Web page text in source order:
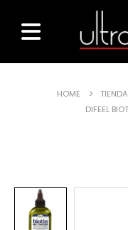
HOME TIENDA
DIFEEL